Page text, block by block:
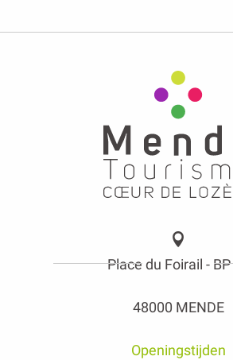
Place du Foirail -
48000 MENDE
Openingstijden